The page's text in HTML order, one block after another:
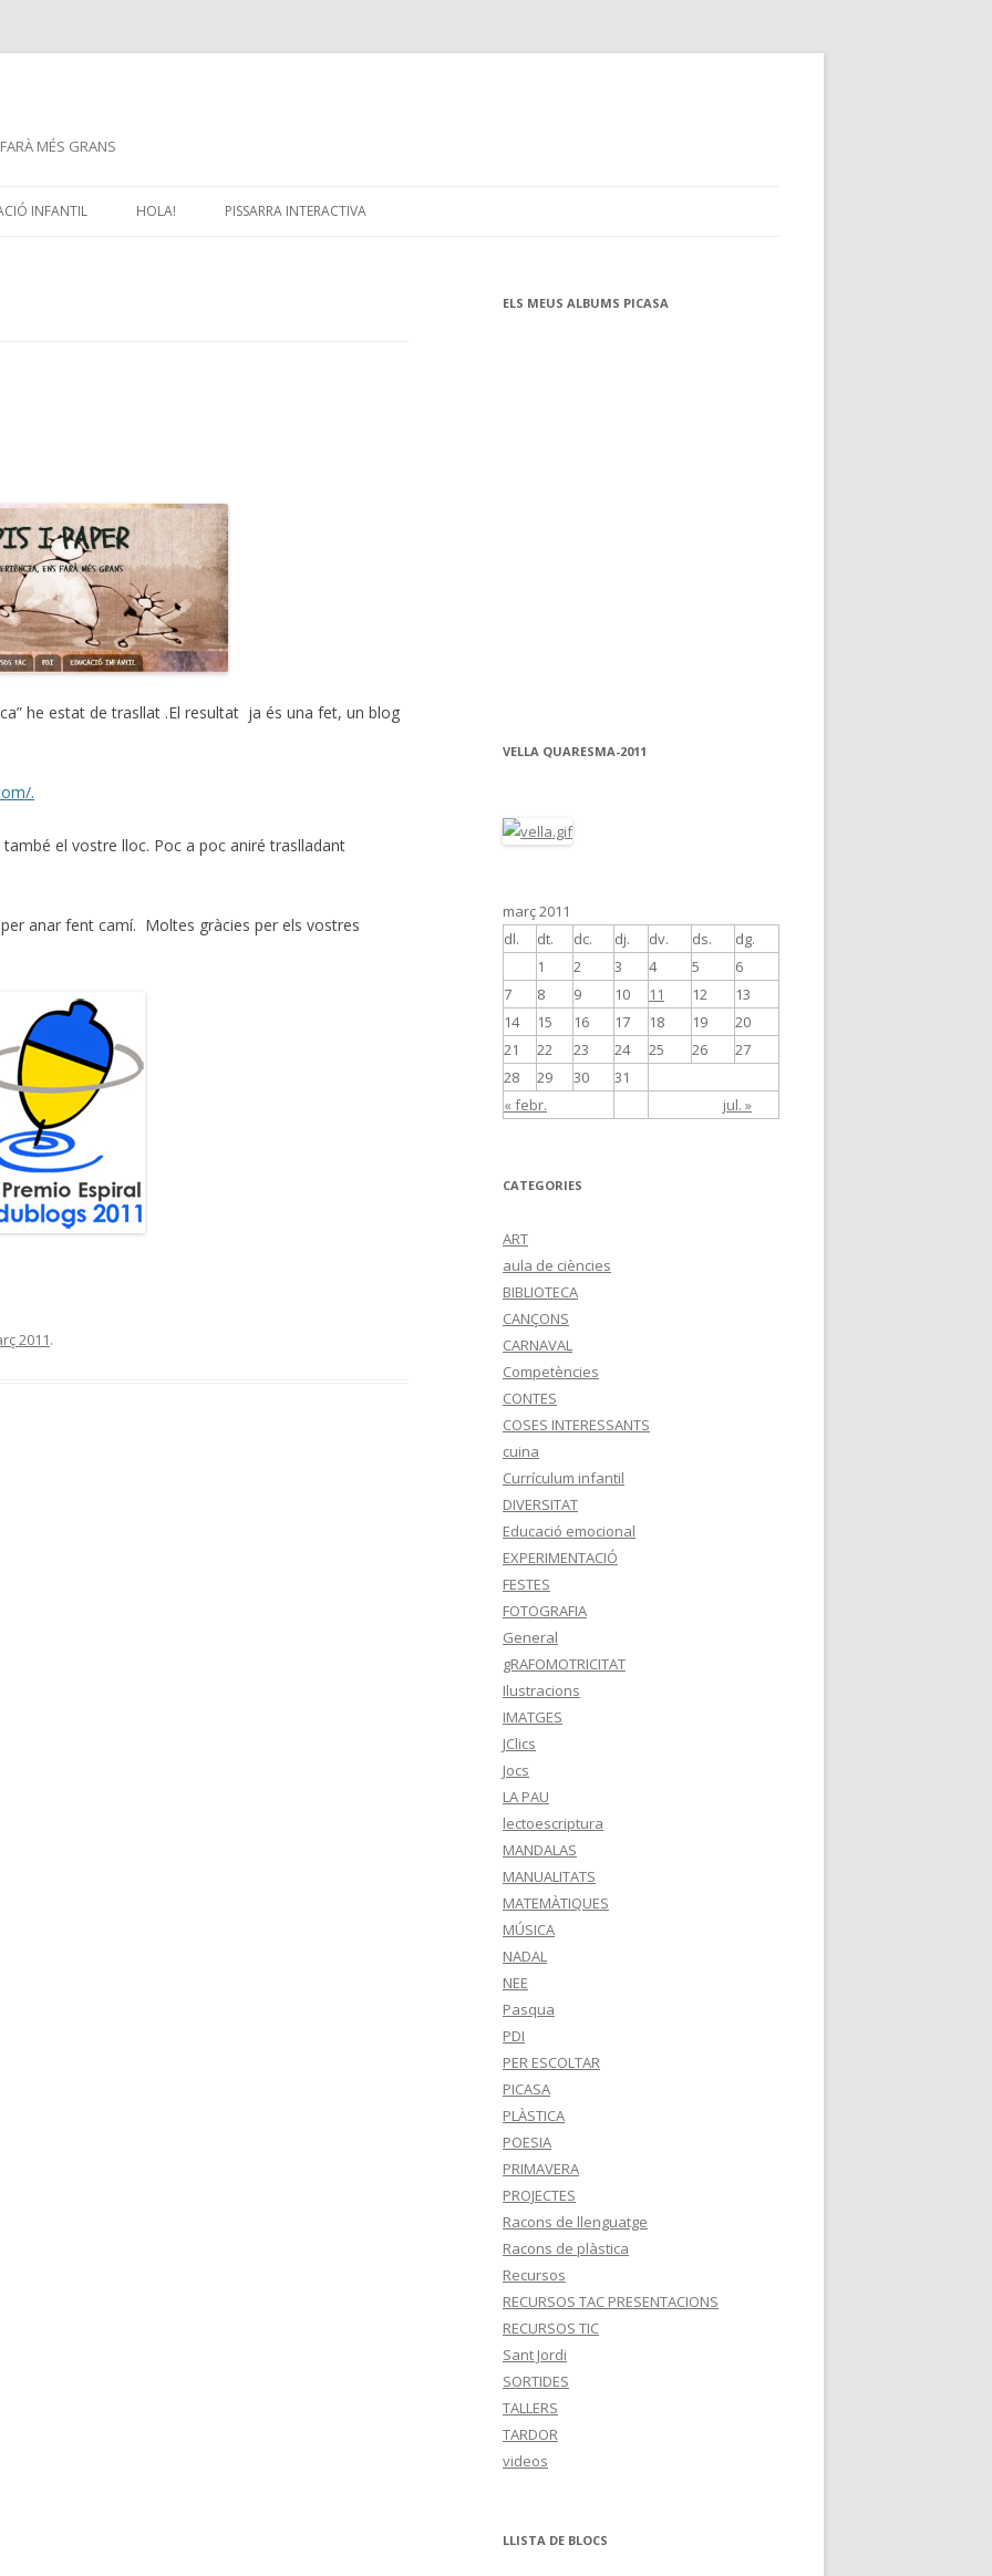
MÉS GRANS
to
INFANTIL HOLA! PISSARRA INTERACTIVA
he estat de trasllat .El resultat ja és una fet, un blog
.
el vostre lloc. Poc a poc aniré traslladant
anar fent camí. Moltes gràcies per els vostres
2011.
ELS MEUS ALBUMS PICASA
VELLA QUARESMA-2011
març 2011
dl.
dt. dc. dj. dv. ds. dg.
« febr. jul. »
1 2 3 4 5
6
7
8 9 10 11 12
13
14
15 16 17 18 19
20
21
22 23 24 25 26
27
28
29 30 31
CATEGORIES
ART
aula de ciències
BIBLIOTECA
CANÇONS
CARNAVAL
Competències
CONTES
COSES INTERESSANTS
cuina
Currículum infantil
DIVERSITAT
Educació emocional
EXPERIMENTACIÓ
FESTES
FOTOGRAFIA
General
gRAFOMOTRICITAT
Ilustracions
IMATGES
JClics
Jocs
LA PAU
lectoescriptura
MANDALAS
MANUALITATS
MATEMÀTIQUES
MÚSICA
NADAL
NEE
Pasqua
PDI
PER ESCOLTAR
PICASA
PLÀSTICA
POESIA
PRIMAVERA
PROJECTES
Racons de llenguatge
Racons de plàstica
Recursos
RECURSOS TAC PRESENTACIONS
RECURSOS TIC
Sant Jordi
SORTIDES
TALLERS
TARDOR
videos
LLISTA DE BLOCS